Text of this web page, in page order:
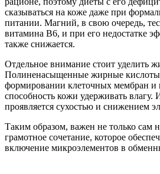
сказываться на коже даже при
питании. Магний, в свою очередь,
витамина B6, и при его недостатке
также снижается.
Отдельное внимание стоит уделить
Полиненасыщенные жирные кислоты
формировании клеточных мембран
способность кожи удерживать влагу.
проявляется сухостью и снижением
Таким образом, важен не только сам
грамотное сочетание, которое
включение микроэлементов в